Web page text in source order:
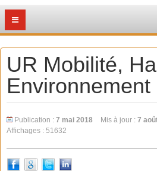
UR Mobilité,
Environnement
Publication : 7 mai 2018 Mis à jour : 7
Affichages : 51632